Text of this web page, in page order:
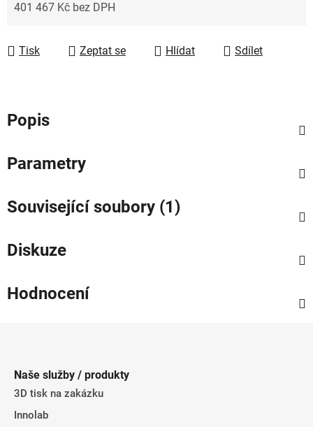
401 467 Kč bez DPH
Tisk
Zeptat se Hlídat Sdílet
Popis
Parametry
Související soubory (1)
Diskuze
Hodnocení
Naše služby / produkty
3D tisk na zakázku
Innolab